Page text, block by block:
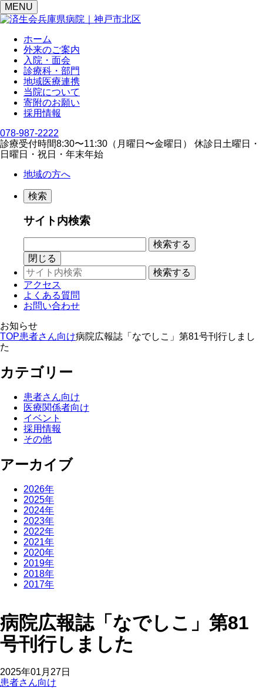
MENU
ホーム
外来のご案内
入院・面会
診療科・部門
地域医療連携
当院について
寄附のお願い
採用情報
078-987-2222
診療受付時間8:30〜11:30（⽉曜⽇〜⾦曜⽇） 休診日 ⼟曜⽇・
⽇曜⽇・祝⽇・年末年始
地域の方へ
検索
サイト内検索
閉じる
アクセス
よくある質問
お問い合わせ
お知らせ
TOP患者さん向け病院広報誌「なでしこ」第81号刊行しまし
た
カテゴリー
患者さん向け
医療関係者向け
イベント
採用情報
その他
アーカイブ
2026年
2025年
2024年
2023年
2022年
2021年
2020年
2019年
2018年
2017年
病院広報誌「なでしこ」第81
号刊行しました
2025年01月27日
患者さん向け